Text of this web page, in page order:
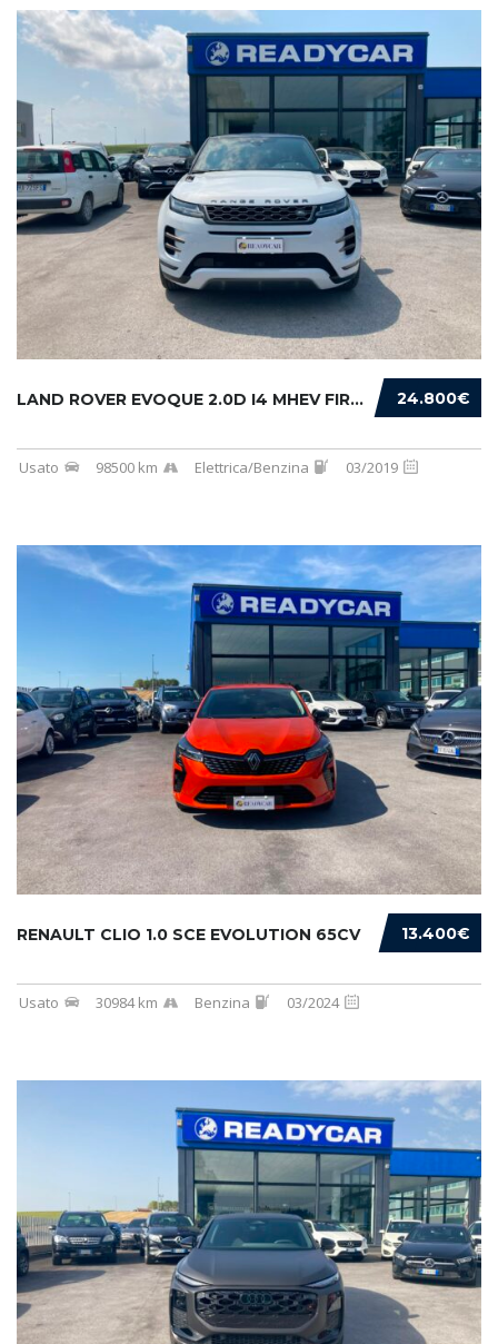
24.800€
LAND ROVER EVOQUE 2.0D I4 MHEV FIRST EDITION...
Usato 98500 km Elettrica/Benzina 03/2019
13.400€
RENAULT CLIO 1.0 SCE EVOLUTION 65CV
Usato 30984 km Benzina 03/2024